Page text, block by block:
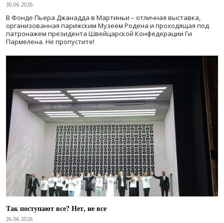
30.06.2026
В Фонде Пьера Джанадда в Мартиньи – отличная выставка,
организованная парижским Музеем Родена и проходящая под
патронажем президента Швейцарской Конфедерации Ги
Пармелена. Не пропустите!
Так поступают все? Нет, не все
26.06.2026